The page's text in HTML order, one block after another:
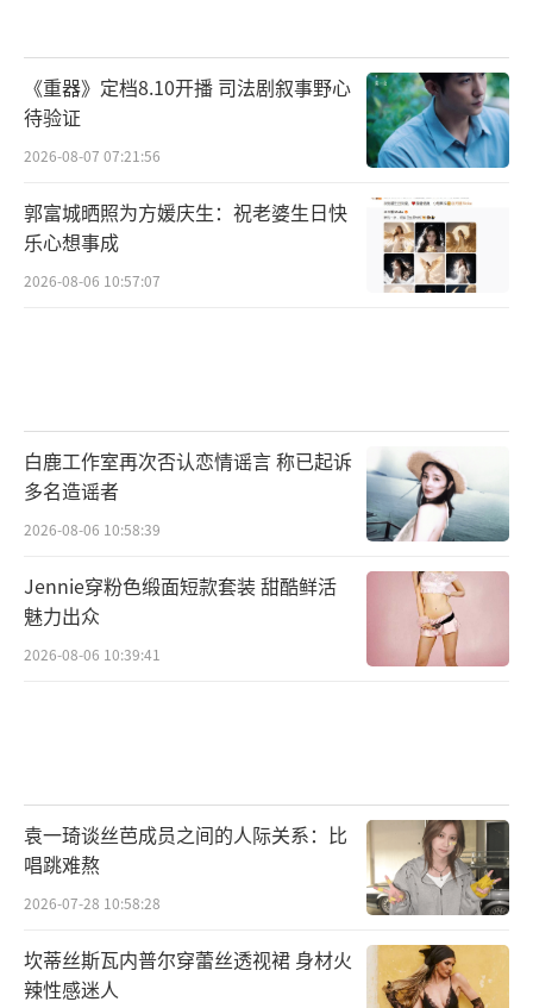
《重器》定档8.10开播 司法剧叙事野心
待验证
2026-08-07 07:21:56
郭富城晒照为方媛庆生：祝老婆生日快
乐心想事成
2026-08-06 10:57:07
白鹿工作室再次否认恋情谣言 称已起诉
多名造谣者
2026-08-06 10:58:39
Jennie穿粉色缎面短款套装 甜酷鲜活
魅力出众
2026-08-06 10:39:41
袁一琦谈丝芭成员之间的人际关系：比
唱跳难熬
2026-07-28 10:58:28
坎蒂丝斯瓦内普尔穿蕾丝透视裙 身材火
辣性感迷人